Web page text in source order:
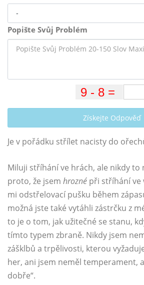
Popište Svůj Problém
Získejte Odpověď
Je v pořádku střílet nacisty do
Miluji stříhání ve hrách, ale nikdy to
proto, že jsem hrozné při stříhání ve
mi odstřelovací pušku během
možná jste také vytáhli zástrčku z
to je o tom, jak užitečné se stanu,
tímto typem zbraně. Nikdy jsem
zášklbů a trpělivosti, kterou
her, ani jsem neměl temperament,
dobře“.